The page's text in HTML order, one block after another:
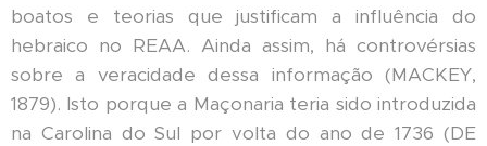
boatos e teorias que justificam a influência do
hebraico no REAA. Ainda assim, há controvérsias
sobre a veracidade dessa informação (MACKEY,
1879). Isto porque a Maçonaria teria sido introduzida
na Carolina do Sul por volta do ano de 1736 (DE